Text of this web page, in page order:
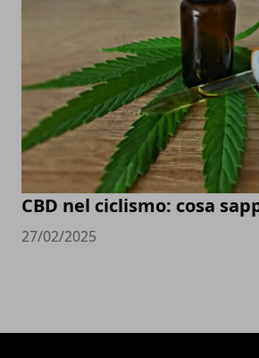
CBD nel ciclismo: cosa
27/02/2025